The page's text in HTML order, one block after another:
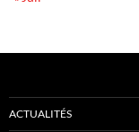
ACTUALITÉS